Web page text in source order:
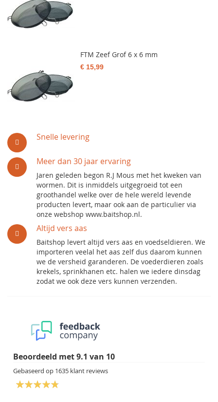
Snelle levering
Meer dan 30 jaar ervaring
Jaren geleden begon R.J Mous met het kweken van
wormen. Dit is inmiddels uitgegroeid tot een
groothandel welke over de hele wereld levende
producten levert, maar ook aan de particulier via
onze webshop www.baitshop.nl.
Altijd vers aas
Baitshop levert altijd vers aas en voedseldieren. We
importeren veelal het aas zelf dus daarom kunnen
we de versheid garanderen. De voederdieren zoals
krekels, sprinkhanen etc. halen we iedere dinsdag
zodat we ook deze vers kunnen verzenden.
Beoordeeld met9.1 van 10
Gebaseerd op 1635 klant reviews
FTM Zeef Grof 6 x 6 mm
€ 15,99